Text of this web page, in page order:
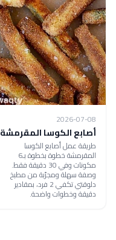
2026-07-08
أصابع الكوسا المقرمشة
طريقة عمل أصابع الكوسا
المقرمشة خطوة بخطوة بـ6
مكونات وفي 30 دقيقة فقط.
وصفة سهلة ومجرّبة من مطبخ
دلوقتي تكفي 2 فرد، بمقادير
دقيقة وخطوات واضحة.